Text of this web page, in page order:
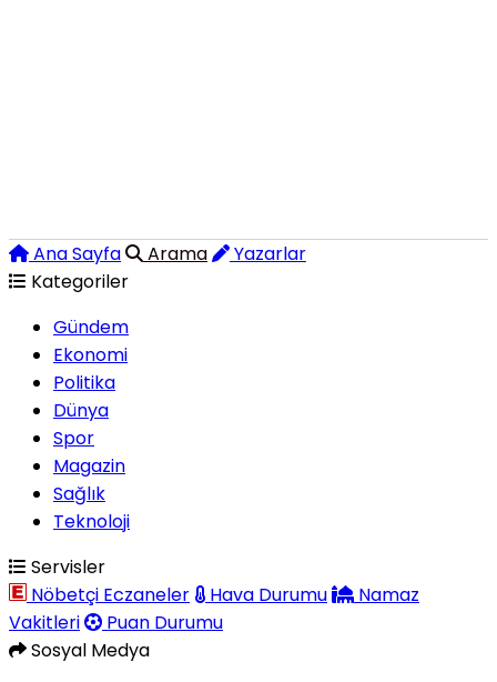
Ana Sayfa Arama
Yazarlar
Kategoriler
Gündem
Ekonomi
Politika
Dünya
Spor
Magazin
Sağlık
Teknoloji
Servisler
Nöbetçi Eczaneler
Hava Durumu
Namaz
Vakitleri
Puan Durumu
Sosyal Medya